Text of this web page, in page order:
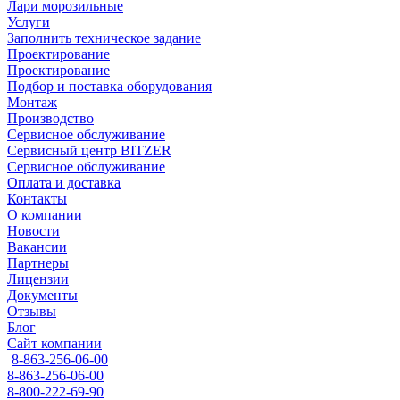
Лари морозильные
Услуги
Заполнить техническое задание
Проектирование
Проектирование
Подбор и поставка оборудования
Монтаж
Производство
Сервисное обслуживание
Сервисный центр BITZER
Сервисное обслуживание
Оплата и доставка
Контакты
О компании
Новости
Вакансии
Партнеры
Лицензии
Документы
Отзывы
Блог
Сайт компании
8-863-256-06-00
8-863-256-06-00
8-800-222-69-90